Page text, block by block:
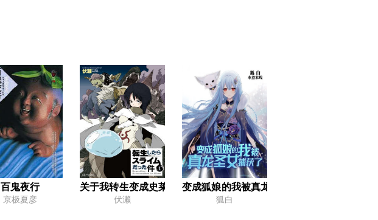
第二章 来自盖札王的邀请
第五章 被召唤的孩子们
终章 魔物天敌
第二章 灾厄前奏
百鬼夜行
京极夏彦
关于我转生变成史莱姆这档事
伏濑
变成狐娘的我被真龙圣女捕获了
狐白